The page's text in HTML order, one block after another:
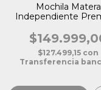
Mochila Matera
Independiente
$127.499,15 con
Transferencia